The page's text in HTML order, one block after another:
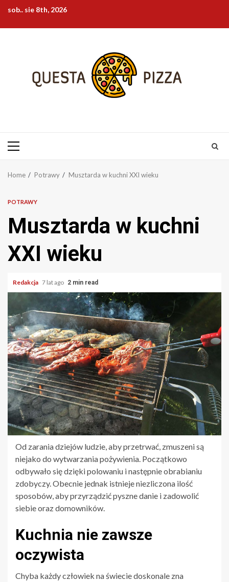
content
sob.. sie 8th, 2026
Primary
Home Potrawy Musztarda w kuchni XXI wieku
POTRAWY
Musztarda w kuchni
XXI wieku
Redakcja 7 lat ago 2 min read
Od zarania dziejów ludzie, aby przetrwać, zmuszeni są
niejako do wytwarzania pożywienia. Początkowo
odbywało się dzięki polowaniu i następnie obrabianiu
zdobyczy. Obecnie jednak istnieje niezliczona ilość
sposobów, aby przyrządzić pyszne danie i zadowolić
siebie oraz domowników.
Kuchnia nie zawsze
oczywista
Chyba każdy człowiek na świecie doskonale zna